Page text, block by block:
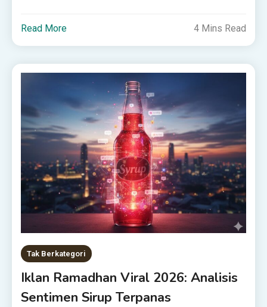
Read More 4 Mins Read
Tak Berkategori
Iklan Ramadhan Viral 2026: Analisis
Sentimen Sirup Terpanas